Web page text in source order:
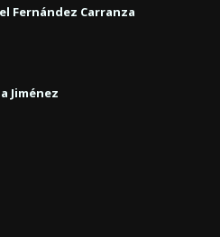
Fernández Carranza
Jiménez